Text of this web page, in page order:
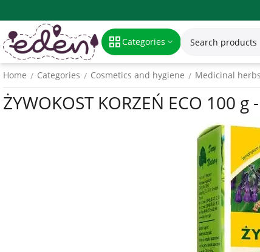
Categories
Home / Categories / Cosmetics and hygiene / Medicinal herbs
ŻYWOKOST KORZEŃ ECO 100 g